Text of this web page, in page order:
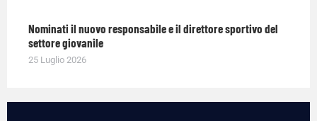
Nominati il nuovo responsabile e il direttore sportivo del
settore giovanile
25 Luglio 2026